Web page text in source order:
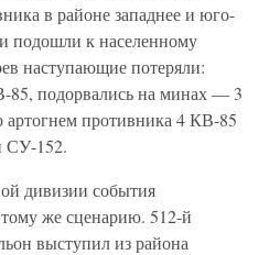
в районе западнее и юго-
подошли к населенному
наступающие потеряли:
подорвались на минах — 3
противника 4 КВ-85
СУ-152.
дивизии события
же сценарию. 512-й
выступил из района